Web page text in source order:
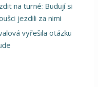
na turné: Budují si
jezdili za nimi
vyřešila otázku